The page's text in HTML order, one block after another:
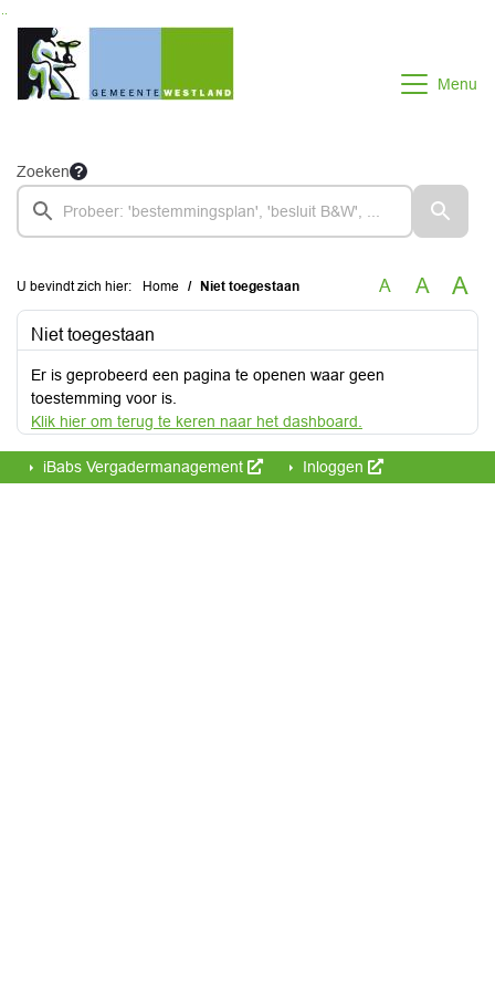
Ga naar de inhoud van deze pagina
Ga naar het zoeken
Ga naar het menu
Menu
Zoeken
U bevindt zich hier: Home Niet toegestaan A A A
Niet toegestaan
Er is geprobeerd een pagina te openen waar geen
toestemming voor is.
Klik hier om terug te keren naar het dashboard.
iBabs Vergadermanagement Inloggen